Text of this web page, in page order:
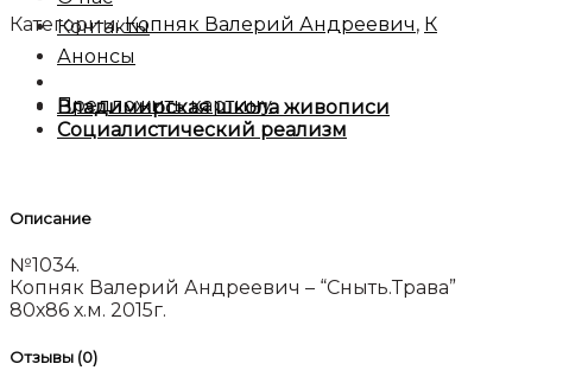
Контакты
Анонсы
Предложить картину
Категории:Копняк Валерий Андреевич, К
Владимирская школа живописи
Социалистический реализм
Описание
№1034.
Копняк Валерий Андреевич – “Сныть.Трава”
80х86 х.м. 2015г.
Отзывы (0)